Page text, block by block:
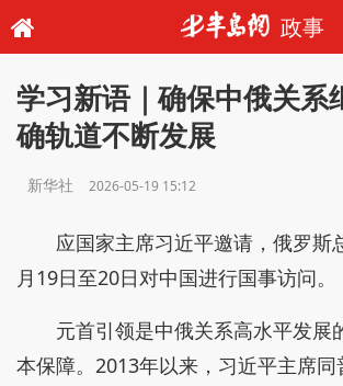
政事
学习新语｜确保中俄关系
确轨道不断发展
新华社 2026-05-19 15:12
应国家主席习近平邀请，俄罗斯
月19日至20日对中国进行国事访问。
元首引领是中俄关系高水平发展
本保障。2013年以来，习近平主席